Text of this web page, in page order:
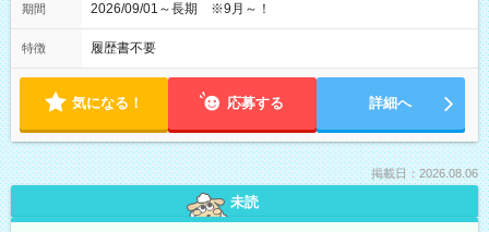
期間 2026/09/01～長期 ※9月～！
特徴 履歴書不要
気になる！ 応募する 詳細へ
掲載日：2026.08.06
未読